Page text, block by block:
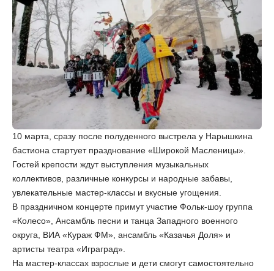
10 марта, сразу после полуденного выстрела у Нарышкина
бастиона стартует празднование «Широкой Масленицы».
Гостей крепости ждут выступления музыкальных
коллективов, различные конкурсы и народные забавы,
увлекательные мастер-классы и вкусные угощения.
В праздничном концерте примут участие Фольк-шоу группа
«Колесо», Ансамбль песни и танца Западного военного
округа, ВИА «Кураж ФМ», ансамбль «Казачья Доля» и
артисты театра «Играград».
На мастер-классах взрослые и дети смогут самостоятельно